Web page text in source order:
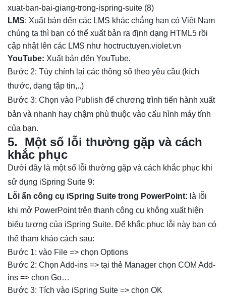
xuat-ban-bai-giang-trong-ispring-suite (8)
LMS: Xuất bản đến các LMS khác chẳng hạn có Việt Nam
chúng ta thì bạn có thể xuất bản ra định dạng HTML5 rồi
cập nhật lên các LMS như hoctructuyen.violet.vn
YouTube: Xuất bản đến YouTube.
Bước 2: Tùy chỉnh lại các thông số theo yêu cầu (kích
thước, dạng tập tin,..)
Bước 3: Chọn vào Publish để chương trình tiến hành xuất
bản và nhanh hay chậm phù thuộc vào cấu hình máy tính
của bạn.
5. Một số lỗi thường gặp và cách
khắc phục
Dưới đây là một số lỗi thường gặp và cách khắc phục khi
sử dụng iSpring Suite 9:
Lỗi ẩn công cụ iSpring Suite trong PowerPoint: là lỗi
khi mở PowerPoint trên thanh công cụ không xuất hiện
biểu tượng của iSpring Suite. Để khắc phục lỗi này bạn có
thể tham khảo cách sau:
Bước 1: vào File => chọn Options
Bước 2: Chọn Add-ins => tại thẻ Manager chọn COM Add-
ins => chọn Go…
Bước 3: Tích vào iSpring Suite => chọn OK